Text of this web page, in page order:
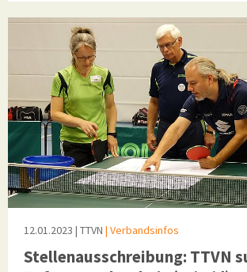
12.01.2023 | TTVN | Verbandsinfos
Stellenausschreibung: TTVN